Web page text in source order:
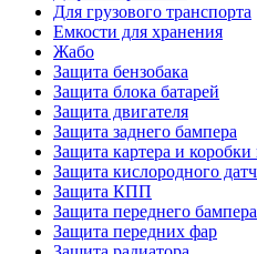
Для грузового транспорта
Емкости для хранения
Жабо
Защита бензобака
Защита блока батарей
Защита двигателя
Защита заднего бампера
Защита картера и
Защита кислородного
Защита КПП
Защита переднего бампера
Защита передних фар